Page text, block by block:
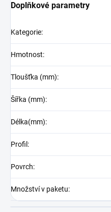
Doplňkové parametry
Kategorie:
Hmotnost:
Tloušťka (mm):
Šířka (mm):
Délka(mm):
Profil :
Povrch:
Množství v paketu: